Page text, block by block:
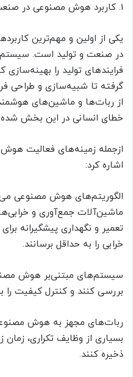
1. کاربرد هوش مصنوعی در صنعت و تولید
یکی از اولین و مهم‌ترین
در صنعت و تولید است.
فرایندهای تولید را
گرفته تا شبیه‌سازی و طراحی
از ربات‌ها و ماشین‌های
خطای انسانی در این بخش
ازجمله زمینه‌های فعالیت
اشاره کرد:
الگوریتم‌های هوش مصنوعی
ماشین‌آلات جمع‌آوری و
تعمیر و نگهداری پیشگیرانه
خرابی را به حداقل برسانند.
سیستم‌های مبتنی‌بر هوش
بررسی کنند و کنترل کیفیت را
ربات‌های مجهز به هوش
بسیاری از وظایف تکراری،
ذخیره کنند.